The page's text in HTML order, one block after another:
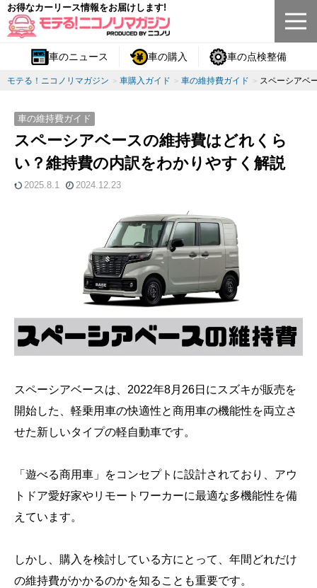
お得なカーリース情報をお届けします!
車のニュース 車の購入 車の点検整備
モテる！ニコノリマガジン 車購入ガイド 車の維持費ガイド スペーシアベ
車の維持費ガイド
スペーシアベースの維持費はどれくら
い？維持費の内訳をわかりやすく解説
2025.8.1 2024.12.23
スペーシアベースは、2022年8月26日にスズキが販売を
開始した、軽乗用車の快適性と商用車の機能性を両立さ
せた新しいタイプの軽自動車です。
「遊べる商用車」をコンセプトに設計されており、アウ
トドア愛好家やリモートワーカーに最適な多機能性を備
えています。
しかし、購入を検討している方にとって、年間どれだけ
の維持費がかかるのかを知ることも重要です。